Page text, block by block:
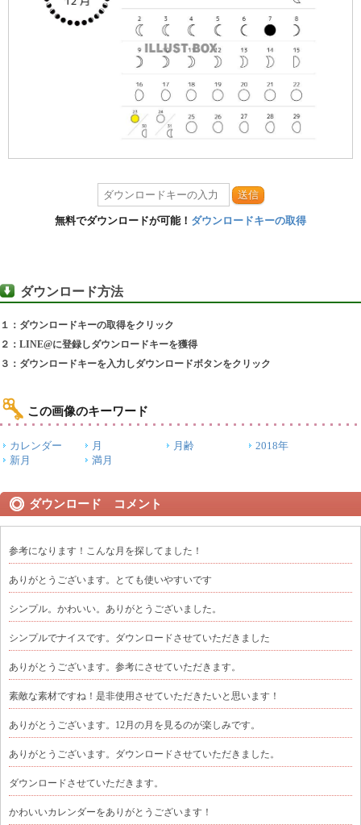
送信
無料でダウンロードが可能！ ダウンロードキーの取得
ダウンロード方法
１：ダウンロードキーの取得をクリック
２：LINE@に登録しダウンロードキーを獲得
３：ダウンロードキーを入力しダウンロードボタンをクリック
この画像のキーワード
カレンダー 月 月齢
2018年
新月
満月
ダウンロード コメント
参考になります！こんな月を探してました！
ありがとうございます。とても使いやすいです
シンプル。かわいい。ありがとうございました。
シンプルでナイスです。ダウンロードさせていただきました
ありがとうございます。参考にさせていただきます。
素敵な素材ですね！是非使用させていただきたいと思います！
ありがとうございます。12月の月を見るのが楽しみです。
ありがとうございます。ダウンロードさせていただきました。
ダウンロードさせていただきます。
かわいいカレンダーをありがとうございます！